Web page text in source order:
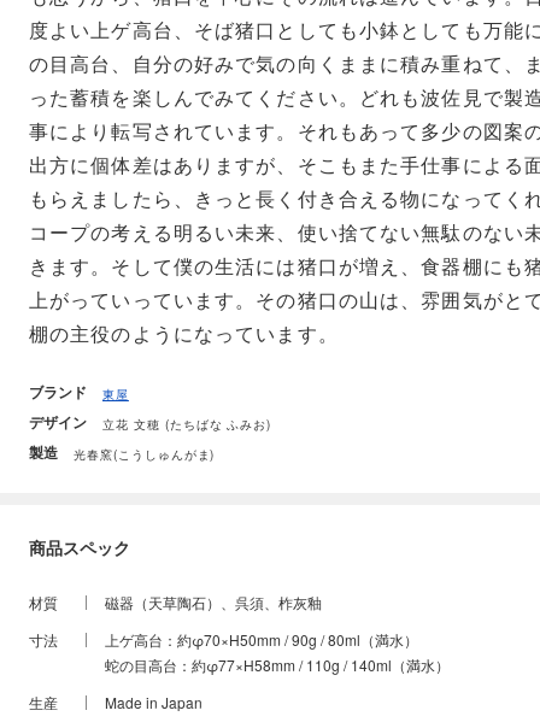
度よい上ゲ高台、そば猪口としても小鉢としても万能
の目高台、自分の好みで気の向くままに積み重ねて、
った蓄積を楽しんでみてください。どれも波佐見で製
事により転写されています。それもあって多少の図案
出方に個体差はありますが、そこもまた手仕事による
もらえましたら、きっと長く付き合える物になってく
コープの考える明るい未来、使い捨てない無駄のない
きます。そして僕の生活には猪口が増え、食器棚にも
上がっていっています。その猪口の山は、雰囲気がと
棚の主役のようになっています。
ブランド 東屋
デザイン 立花 文穂 (たちばな ふみお)
製造 光春窯(こうしゅんがま)
商品スペック
材質
磁器（天草陶石）、呉須、柞灰釉
寸法
上ゲ高台：約φ70×H50mm / 90g / 80ml（満水）
蛇の目高台：約φ77×H58mm / 110g / 140ml（満水）
生産
Made in Japan